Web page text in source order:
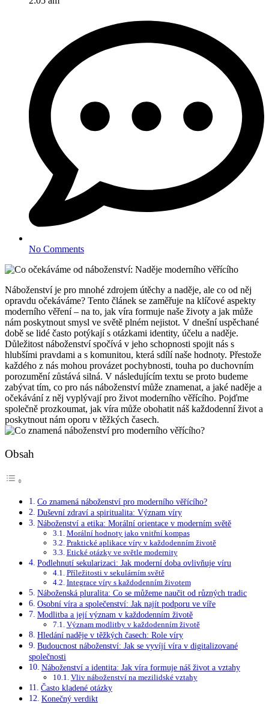
No Comments
Náboženství je pro mnohé zdrojem útěchy a naděje, ale co od něj
opravdu očekáváme? Tento článek se zaměřuje na klíčové aspekty
moderního věření – na to, jak víra formuje naše životy a jak může
nám poskytnout smysl ve světě plném nejistot. V dnešní uspěchané
době se lidé často potýkají s otázkami identity, účelu a naděje.
Důležitost náboženství spočívá v jeho schopnosti spojit nás s
hlubšími pravdami a s komunitou, která sdílí naše hodnoty. Přestože
každého z nás mohou provázet pochybnosti, touha po duchovním
porozumění zůstává silná. V následujícím textu se proto budeme
zabývat tím, co pro nás náboženství může znamenat, a jaké naděje a
očekávání z něj vyplývají pro život moderního věřícího. Pojďme
společně prozkoumat, jak víra může obohatit náš každodenní život a
poskytnout nám oporu v těžkých časech.
Obsah
Co znamená náboženství pro moderního věřícího?
Duševní zdraví a spiritualita: Význam víry
Náboženství a etika: Morální orientace v moderním světě
Morální hodnoty jako vnitřní kompas
Praktické aplikace víry v každodenním životě
Etické otázky ve světle modernity
Podlehnutí sekularizaci: Jak moderní doba ovlivňuje víru
Příležitosti v sekulárním světě
Integrace víry s každodenním životem
Náboženská pluralita: Co se můžeme naučit od různých tradic
Osobní víra a společenství: Jak najít podporu ve víře
Modlitba a její význam v každodenním životě
Význam modlitby v každodenním životě
Hledání naděje v těžkých časech: Role víry
Budoucnost náboženství: Jak se vyvíjí víra v digitalizované
společnosti
Náboženství a identita: Jak víra formuje náš život a vztahy
Vliv náboženství na mezilidské vztahy
Často kladené otázky
Konečný verdikt